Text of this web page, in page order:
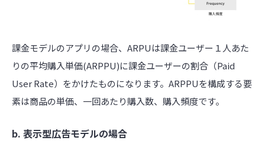
課金モデルのアプリの場合、ARPUは課金ユーザー１人あた
りの平均購入単価(ARPPU)に課金ユーザーの割合（Paid
User Rate）をかけたものになります。ARPPUを構成する要
素は商品の単価、一回あたり購入数、購入頻度です。
b. 表示型広告モデルの場合